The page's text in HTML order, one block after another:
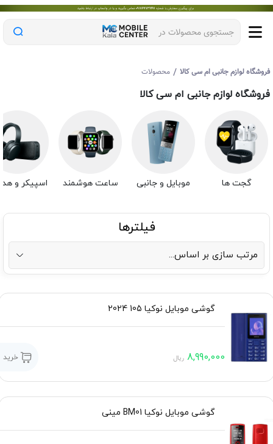
جستجوی محصولات در
لوازم جانبی ام سی کالا / محصولات
لوازم جانبی ام سی کالا
گجت ها موبایل و جانبی ساعت هوشمند اسپیکر و
فیلترها
گوشی موبایل نوکیا 105 2024
8,990,000 ریال خرید
گوشی موبایل نوکیا BM01 مینی